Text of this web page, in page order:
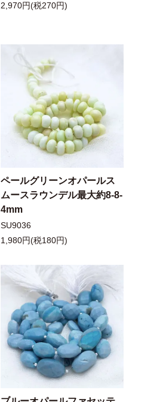
2,970円(税270円)
ペールグリーンオパールス
ムースラウンデル最大約8-8-
4mm
SU9036
1,980円(税180円)